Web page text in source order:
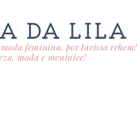
DA LILA
moda feminina, por larissa rehem!
moda e meninice!